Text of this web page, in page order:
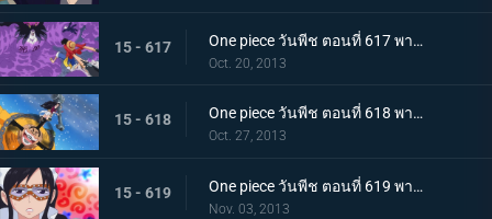
15 - 617 One piece วันพีช ตอนที่ 617 พากย์ไทย บดขยี้ซีซาร์! กริซลี่แม็กนั่มอันไร้เทียมทาน
Oct. 20, 2013
15 - 618 One piece วันพีช ตอนที่ 618 พากย์ไทย บุกโจมตี! มือสังหารจากเดรสโรซ่า
Oct. 27, 2013
15 - 619 One piece วันพีช ตอนที่ 619 พากย์ไทย อาละวาดสุดเหวี่ยง! แฟรงกี้โชกุนผู้ไร้เทียมทาน
Nov. 03, 2013